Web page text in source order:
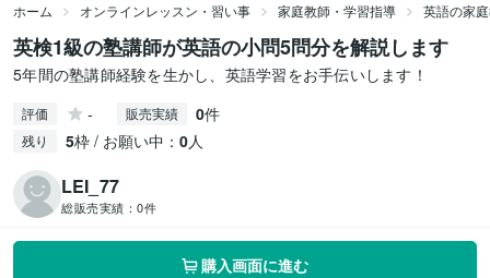
ホーム オンラインレッスン・習い事 家庭教師・学習指導 英語の家
英検1級の塾講師が英語の小問5問分を解説します
5年間の塾講師経験を生かし、英語学習をお手伝いします！
評価 - 販売実績 0件
残り 5枠 / お願い中： 0人
LEI_77
総販売実績： 0件
購入画面に進む